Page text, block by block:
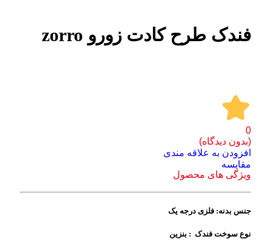
فندک طرح کادت زورو zorro
0
(بدون دیدگاه)
افزودن به علاقه مندی
مقايسه
ویژگی های محصول
جنس بدنه: فلزی درجه یک
نوع سوخت فندک : بنزین